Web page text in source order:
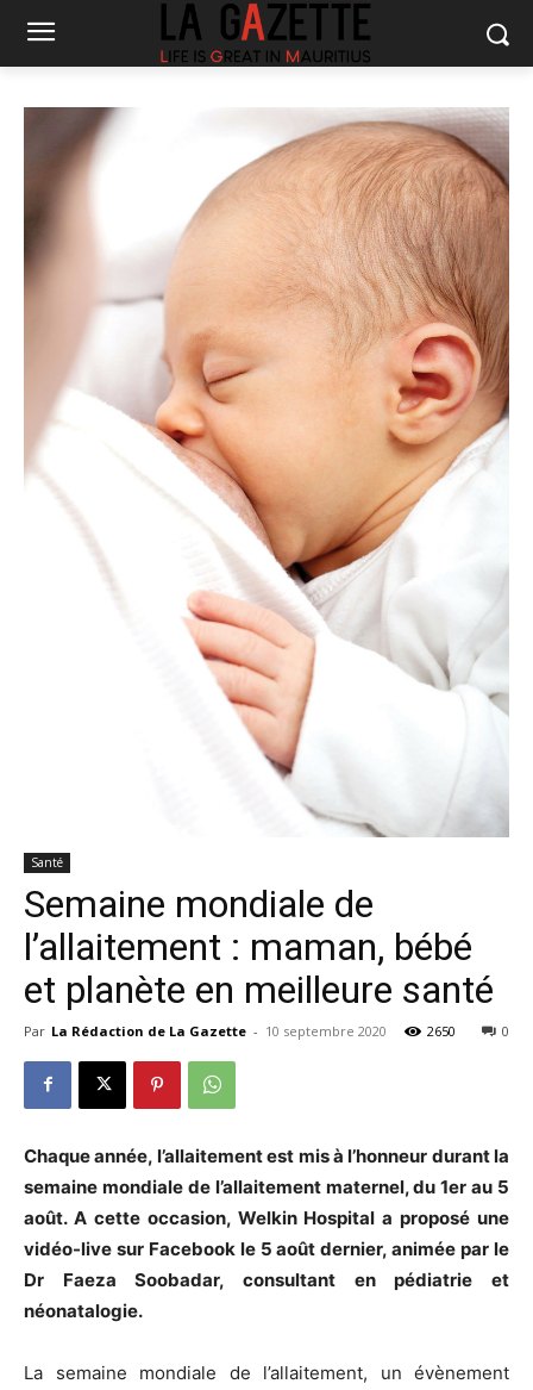
Santé
Semaine mondiale de
l’allaitement : maman, bébé
et planète en meilleure santé
Par La Rédaction de La Gazette - 10 septembre 2020 0
2650
Chaque année, l’allaitement est mis à l’honneur durant la
semaine mondiale de l’allaitement maternel, du 1er au 5
août. A cette occasion, Welkin Hospital a proposé une
vidéo-live sur Facebook le 5 août dernier, animée par le
Dr Faeza Soobadar, consultant en pédiatrie et
néonatalogie.
La semaine mondiale de l’allaitement, un évènement